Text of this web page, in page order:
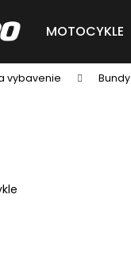
MOTOCYKLE
vybavenie Bundy